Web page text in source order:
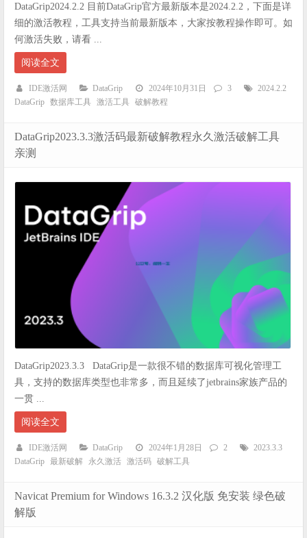
DataGrip2024.2.2 目前DataGrip官方最新版本是2024.2.2，下面是详
细的激活教程，工具支持当前最新版本，大家按教程操作即可。如
何激活失败，请看 ...
阅读全文
IDE激活网 DataGrip 2024年10月31日 3
2024.2.2
DataGrip 数据库工具 激活工具 破解教程
DataGrip2023.3.3激活码最新破解教程永久激活破解工具
亲测
DataGrip2023.3.3 DataGrip是一款很不错的数据库可视化管理工
具，支持的数据库类型也非常多，而且延续了jetbrains家族产品的
一贯 ...
阅读全文
IDE激活网 DataGrip 2024年1月28日 2
2023.3.3
DataGrip 最新破解 永久激活 激活码 破解工具
Navicat Premium for Windows 16.3.2 汉化版 免安装 绿色破
解版